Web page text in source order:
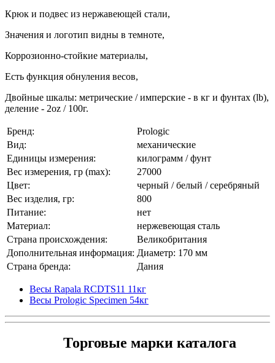
Крюк и подвес из нержавеющей стали,
Значения и логотип видны в темноте,
Коррозионно-стойкие материалы,
Есть функция обнуления весов,
Двойные шкалы: метрические / имперские - в кг и фунтах (lb),
деление - 2oz / 100г.
Бренд:
Prologic
Вид:
механические
Единицы измерения:
килограмм / фунт
Вес измерения, гр (max):
27000
Цвет:
черный / белый / серебряный
Вес изделия, гр:
800
Питание:
нет
Материал:
нержевеющая сталь
Страна происхождения:
Великобритания
Дополнительная информация: Диаметр: 170 мм
Страна бренда:
Дания
Весы Rapala RCDTS11 11кг
Весы Prologic Specimen 54кг
Торговые марки каталога